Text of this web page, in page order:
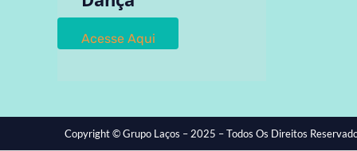
Acesse Aqui
Copyright © Grupo Laços – 2025 – Todos Os Direitos